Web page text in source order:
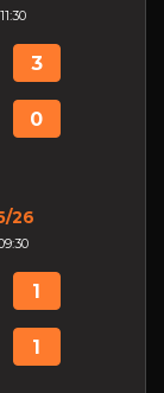
3
0
26
1
1